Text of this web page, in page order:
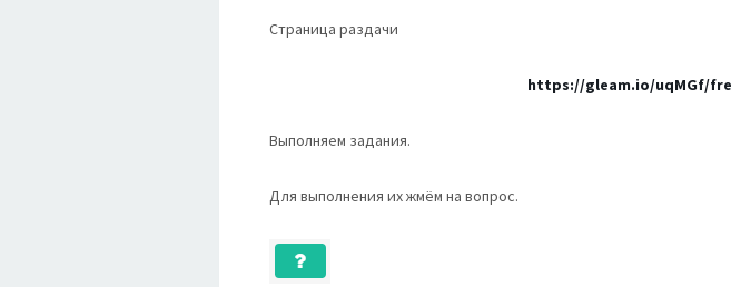
Страница раздачи
https://gleam.io/uqMGf/
Выполняем задания.
Для выполнения их жмём на вопрос.